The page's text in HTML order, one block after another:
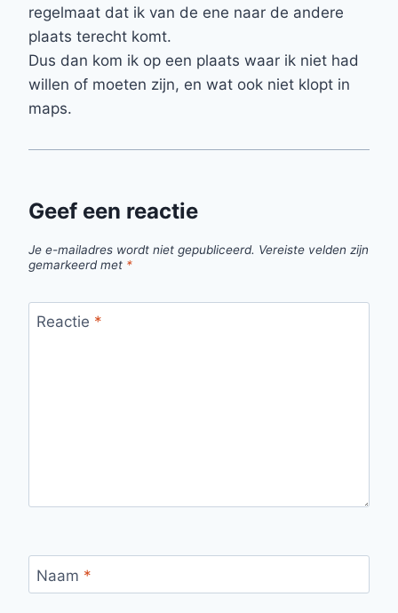
regelmaat dat ik van de ene naar de andere
plaats terecht komt.
Dus dan kom ik op een plaats waar ik niet had
willen of moeten zijn, en wat ook niet klopt in
maps.
Geef een reactie
Je e-mailadres wordt niet gepubliceerd. Vereiste velden zijn
gemarkeerd met *
Reactie *
Naam *